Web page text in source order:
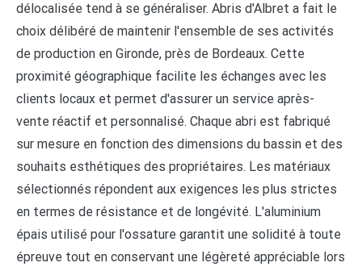
délocalisée tend à se généraliser. Abris d'Albret a fait le
choix délibéré de maintenir l'ensemble de ses activités
de production en Gironde, près de Bordeaux. Cette
proximité géographique facilite les échanges avec les
clients locaux et permet d'assurer un service après-
vente réactif et personnalisé. Chaque abri est fabriqué
sur mesure en fonction des dimensions du bassin et des
souhaits esthétiques des propriétaires. Les matériaux
sélectionnés répondent aux exigences les plus strictes
en termes de résistance et de longévité. L'aluminium
épais utilisé pour l'ossature garantit une solidité à toute
épreuve tout en conservant une légèreté appréciable lors